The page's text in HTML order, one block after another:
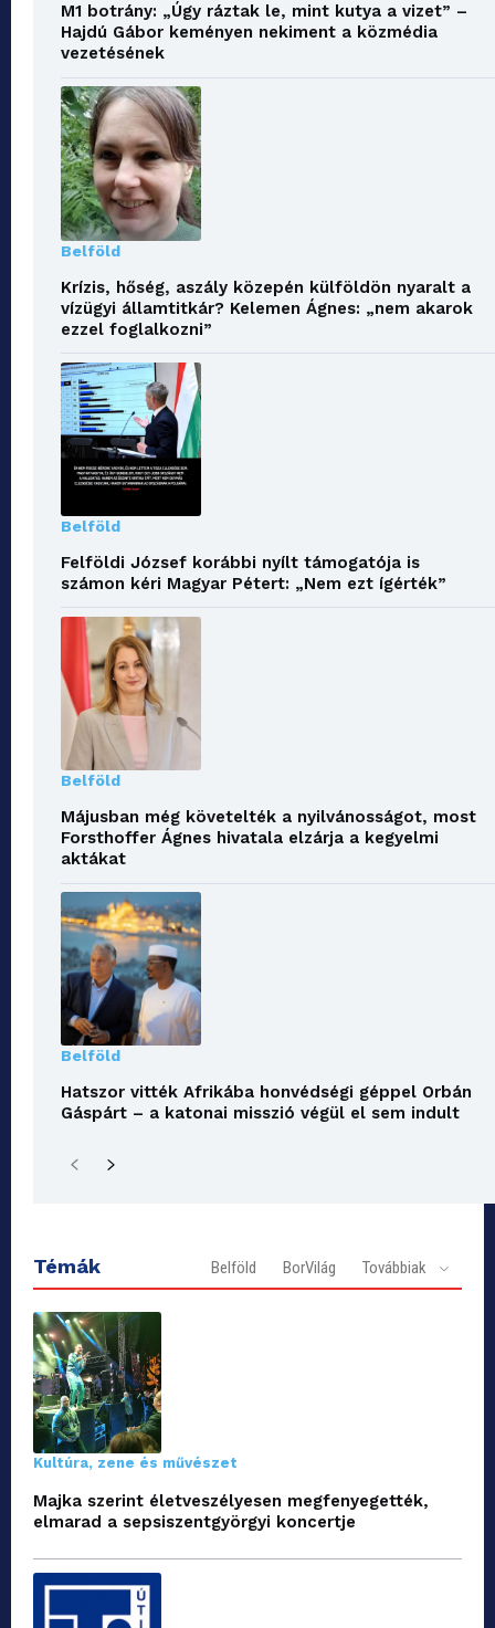
M1 botrány: „Úgy ráztak le, mint kutya a vizet” –
Hajdú Gábor keményen nekiment a közmédia
vezetésének
Belföld
Krízis, hőség, aszály közepén külföldön nyaralt a
vízügyi államtitkár? Kelemen Ágnes: „nem akarok
ezzel foglalkozni”
Belföld
Felföldi József korábbi nyílt támogatója is
számon kéri Magyar Pétert: „Nem ezt ígérték”
Belföld
Májusban még követelték a nyilvánosságot, most
Forsthoffer Ágnes hivatala elzárja a kegyelmi
aktákat
Belföld
Hatszor vitték Afrikába honvédségi géppel Orbán
Gáspárt – a katonai misszió végül el sem indult
Témák Belföld BorVilág Továbbiak
Kultúra, zene és művészet
Majka szerint életveszélyesen megfenyegették,
elmarad a sepsiszentgyörgyi koncertje